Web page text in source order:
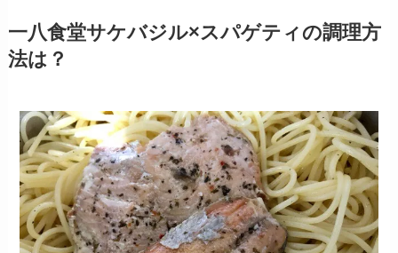
一八食堂サケバジル×スパゲティの調理方
法は？